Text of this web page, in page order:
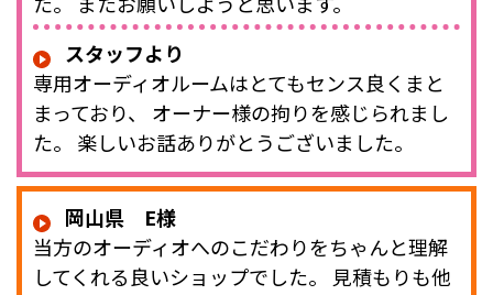
スタッフより
専用オーディオルームはとてもセンス良くまと
まっており、 オーナー様の拘りを感じられまし
た。 楽しいお話ありがとうございました。
岡山県 E様
当方のオーディオへのこだわりをちゃんと理解
してくれる良いショップでした。 見積もりも他